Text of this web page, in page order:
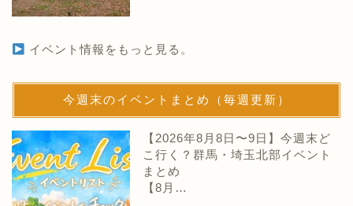
イベント情報をもっと見る。
今週末のイベントまとめ（毎週更新）
【2026年8月8日〜9日】今週末ど
こ行く？群馬・埼玉北部イベント
まとめ
【8月…